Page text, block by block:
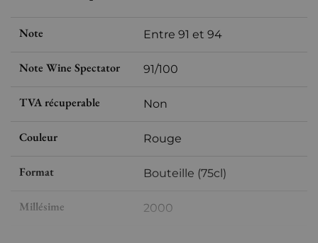
Note Entre 91 et 94
Note Wine Spectator 91/100
TVA récuperable Non
Couleur Rouge
Format Bouteille (75cl)
Millésime 2000